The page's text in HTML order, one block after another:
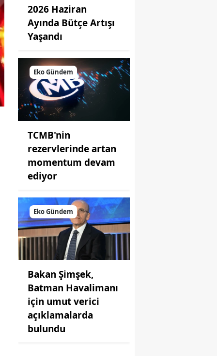
2026 Haziran
Ayında Bütçe Artışı
Yaşandı
Eko Gündem
TCMB'nin
rezervlerinde artan
momentum devam
ediyor
Eko Gündem
Bakan Şimşek,
Batman Havalimanı
için umut verici
açıklamalarda
bulundu